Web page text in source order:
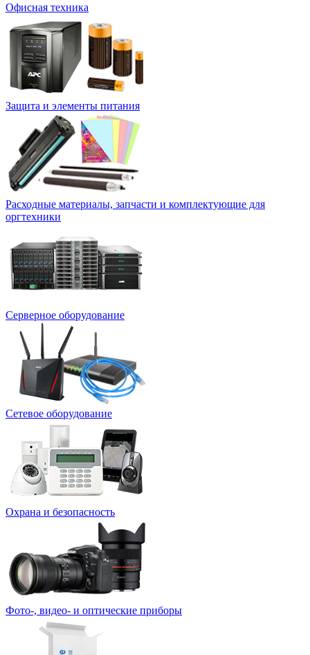
Офисная техника
Защита и элементы питания
Расходные материалы, запчасти и комплектующие для
оргтехники
Серверное оборудование
Сетевое оборудование
Охрана и безопасность
Фото-, видео- и оптические приборы